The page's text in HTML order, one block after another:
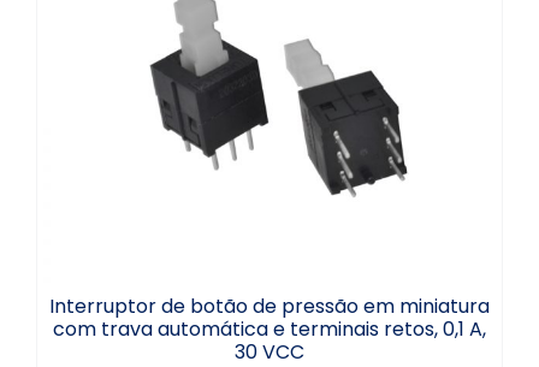
Interruptor de botão de pressão em
miniatura com trava automática e
terminais retos, 0,1 A, 30 VCC
Interruptor de botão de pressão em miniatura
com trava automática e terminais retos, 0,1 A,
30 VCC